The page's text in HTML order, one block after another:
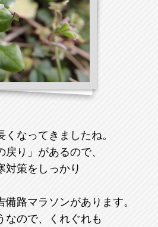
なってきましたね。
り」があるので、
対策をしっかり
路マラソンがあります。
なので、くれぐれも